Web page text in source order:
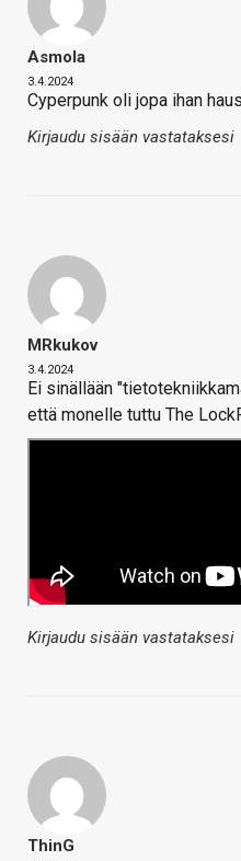
Asmola
3.4.2024
Cyperpunk oli jopa ihan
Kirjaudu sisään vastataksesi
MRkukov
3.4.2024
Ei sinällään
että monelle tuttu The
Kirjaudu sisään vastataksesi
ThinG